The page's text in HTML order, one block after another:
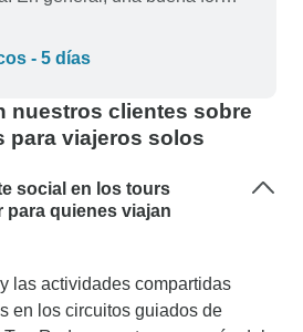
en poco tiempo.
- 5 días
nuestros clientes sobre
para viajeros solos
social en los tours
quienes viajan
las actividades compartidas
en los circuitos guiados de